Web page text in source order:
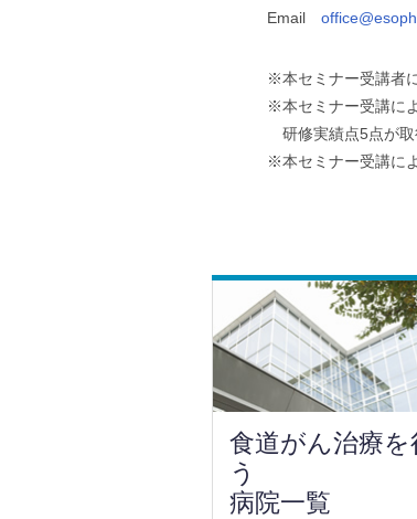
Email
※本セミナー受講者
※本セミナー受講に
研修実績点5点が取
※本セミナー受講に
食道がん治療を
う
病院一覧